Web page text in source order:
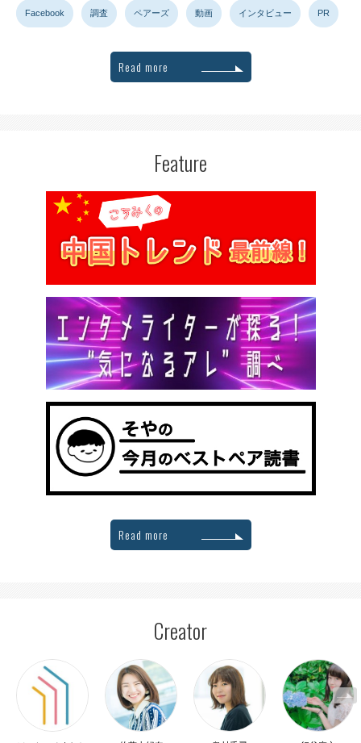
Facebook 調査 ペアーズ 動画 インタビュー PR
Read more
Feature
Read more
Creator